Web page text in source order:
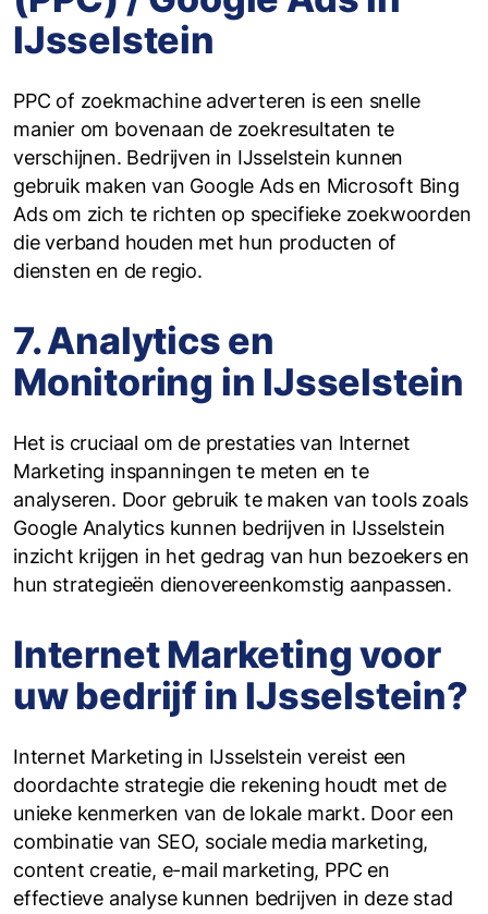
IJsselstein
PPC of zoekmachine adverteren is een snelle
manier om bovenaan de zoekresultaten te
verschijnen. Bedrijven in IJsselstein kunnen
gebruik maken van Google Ads en Microsoft Bing
Ads om zich te richten op specifieke zoekwoorden
die verband houden met hun producten of
diensten en de regio.
7. Analytics en
Monitoring in IJsselstein
Het is cruciaal om de prestaties van Internet
Marketing inspanningen te meten en te
analyseren. Door gebruik te maken van tools zoals
Google Analytics kunnen bedrijven in IJsselstein
inzicht krijgen in het gedrag van hun bezoekers en
hun strategieën dienovereenkomstig aanpassen.
Internet Marketing voor
uw bedrijf in IJsselstein?
Internet Marketing in IJsselstein vereist een
doordachte strategie die rekening houdt met de
unieke kenmerken van de lokale markt. Door een
combinatie van SEO, sociale media marketing,
content creatie, e-mail marketing, PPC en
effectieve analyse kunnen bedrijven in deze stad